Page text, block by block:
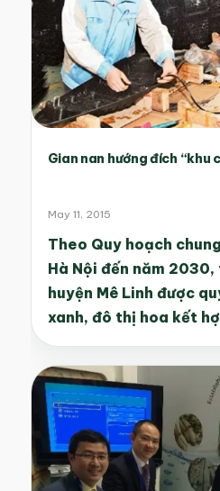
Gian nan hướng đích “khu
May 11, 2015
Theo Quy hoạch
Hà Nội đến năm
huyện Mê Linh được
xanh, đô thị hoa kết